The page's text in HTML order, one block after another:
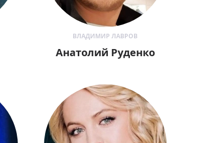
ВЛАДИМИР ЛАВРОВ
Анатолий Руденко